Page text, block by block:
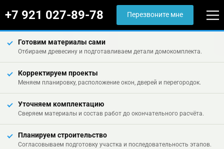
+7 921 027-89-78 Перезвоните мне
Готовим материалы сами
Отбираем древесину и подготавливаем детали домокомплекта.
Корректируем проекты
Меняем планировку, расположение окон, дверей и перегородок.
Уточняем комплектацию
Сверяем материалы и состав работ до окончательного расчёта.
Планируем строительство
Согласовываем подготовку участка и последовательность этапов.